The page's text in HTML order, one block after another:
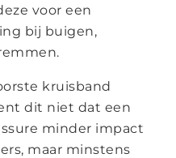
voor een
bij buigen,
kruisband
dit niet dat een
minder impact
maar minstens